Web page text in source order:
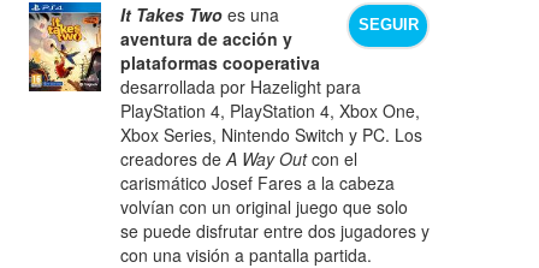
SEGUIR
It Takes Two es una
aventura de acción y
plataformas cooperativa
desarrollada por Hazelight para
PlayStation 4, PlayStation 4, Xbox One,
Xbox Series, Nintendo Switch y PC. Los
creadores deA Way Outcon el
carismático Josef Fares a la cabeza
volvían con un original juego que solo
se puede disfrutar entre dos jugadores y
con una visión a pantalla partida.